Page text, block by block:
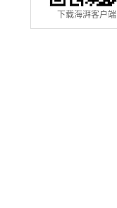
下载海湃客户端